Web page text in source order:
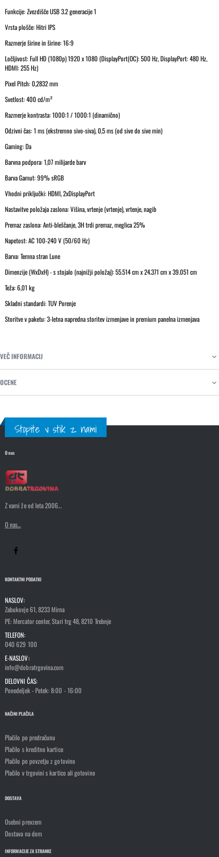
Funkcije: Zvezdišče USB 3.2 generacije 1
Vrsta plošče: Hitri IPS
Razmerje širine in širine: 16:9
Ločljivost: Full HD (1080p) 1920 x 1080 (DisplayPort(OC): 500 Hz, DisplayPort: 480 Hz,
HDMI: 255 Hz)
Pixel Pitch: 0,2832 mm
Svetlost: 400 cd/m²
Razmerje kontrasta: 1000:1 / 1000:1 (dinamično)
Odzivni čas: 1 ms (ekstremno sivo-siva), 0,5 ms (od sive do sive min)
Gaming: Da
Barvna podpora: 1,07 milijarde barv
Barva Gamut: 99% sRGB
Vhodni priključki: HDMI, 2xDisplayPort
Nastavitve položaja zaslona: Višina, vrtenje (vrtenje), vrtenje, nagib
Premaz zaslona: Anti-bleščanje, 3H trdi premaz, meglica 25%
Napetost: AC 100-240 V (50/60 Hz)
Barva: Temna stran Lune
Dimenzije (WxDxH) - s stojalo (najnižji položaj): 55.514 cm x 24.371 cm x 39.051 cm
Teža: 6,01 kg
Skladni standardi: TUV Porenje
Storitve v paketu: 3-letna napredna storitev izmenjave in premium panelna izmenjava
VEČ INFORMACIJ
OCENE
Stopite v stik z nami
O nas
Z vami že od leta 2006...
O nas...
KONTAKTNI PODATKI
NASLOV:
Zabukovje 61, 8233 Mirna
PE: Mercator center, Stari trg 48, 8210 Trebnje
TELEFON:
040 629 100
E-NASLOV:
info@dobratrgovina.com
DELOVNI ČAS:
Ponedeljek - Petek: 8:00 - 16:00
NAČINI PLAČILA
Plačilo po predračunu
Plačilo s kreditno kartico
Plačilo po povzetju z gotovino
Plačilo v trgovini s kartico ali gotovino
DOSTAVA
Osebni prevzem
Dostava na dom
INFORMACIJE ZA STRANKE